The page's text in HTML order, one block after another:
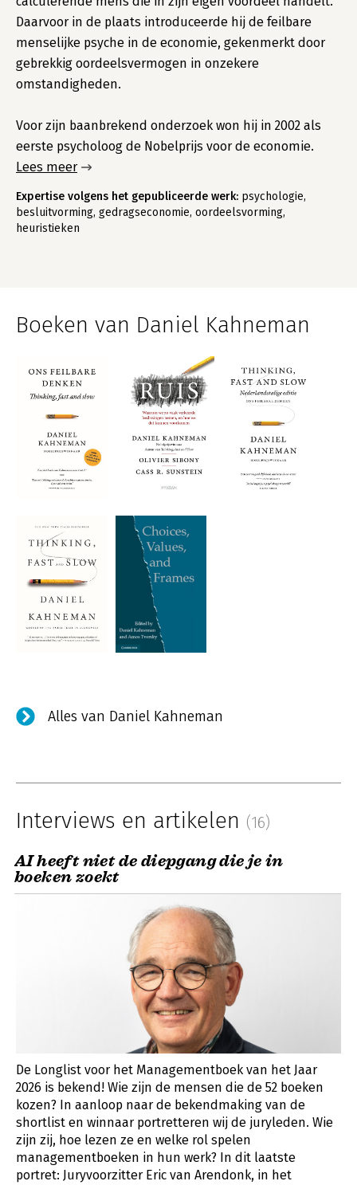
Daarvoor in de plaats introduceerde hij de feilbare
menselijke psyche in de economie, gekenmerkt door
gebrekkig oordeelsvermogen in onzekere
omstandigheden.
Voor zijn baanbrekend onderzoek won hij in 2002 als
eerste psycholoog de Nobelprijs voor de economie.
Lees meer
Expertise volgens het gepubliceerde werk: psychologie,
besluitvorming, gedragseconomie, oordeelsvorming,
heuristieken
Boeken van Daniel Kahneman
Alles van Daniel Kahneman
Interviews en artikelen (16)
AI heeft niet de diepgang die je in
boeken zoekt
De Longlist voor het Managementboek van het Jaar
2026 is bekend! Wie zijn de mensen die de 52 boeken
kozen? In aanloop naar de bekendmaking van de
shortlist en winnaar portretteren wij de juryleden. Wie
zijn zij, hoe lezen ze en welke rol spelen
managementboeken in hun werk? In dit laatste
portret: Juryvoorzitter Eric van Arendonk, in het